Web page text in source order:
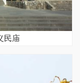
民庙